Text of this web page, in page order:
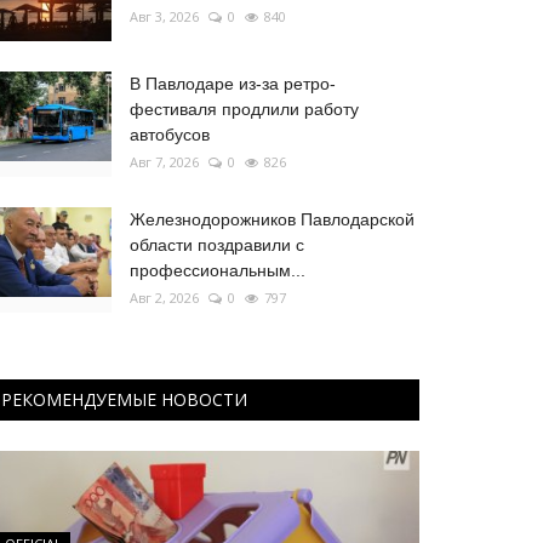
Авг 3, 2026 0 840
В Павлодаре из-за ретро-
фестиваля продлили работу
автобусов
Авг 7, 2026 0 826
Железнодорожников Павлодарской
области поздравили с
профессиональным...
Авг 2, 2026 0 797
РЕКОМЕНДУЕМЫЕ НОВОСТИ